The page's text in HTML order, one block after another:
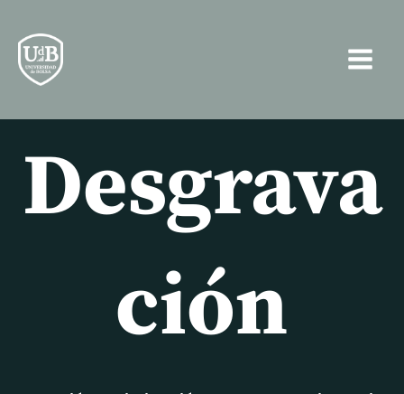
contenido
Desgrava
ción